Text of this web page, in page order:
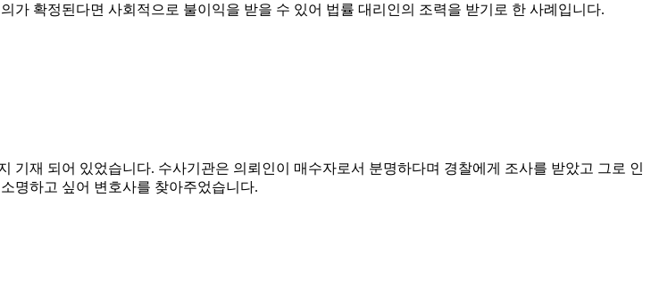
확정된다면 사회적으로 불이익을 받을 수 있어 법률 대리인의 조력을 받기로 한 사례입니다.
재 되어 있었습니다. 수사기관은 의뢰인이 매수자로서 분명하다며 경찰에게 조사를 받았고 그로 인
명하고 싶어 변호사를 찾아주었습니다.